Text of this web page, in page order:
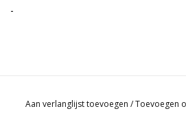
-
Aan verlanglijst toevoegen /Toevoegen